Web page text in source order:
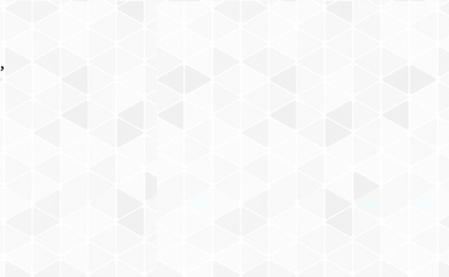
,